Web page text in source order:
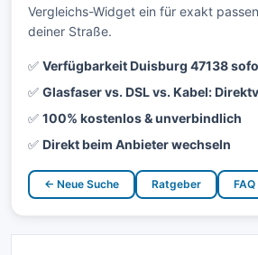
Vergleichs-Widget ein für exakt
deiner Straße.
✅ Verfügbarkeit Duisburg 47138
✅ Glasfaser vs. DSL vs. Kabel:
✅ 100% kostenlos & unverbindlich
✅ Direkt beim Anbieter wechseln
← Neue Suche Ratgeber FAQ